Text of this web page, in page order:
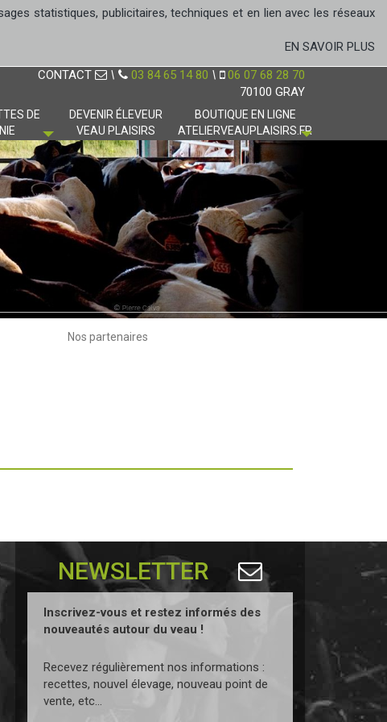
statistiques, publicitaires, techniques et en lien avec les réseaux
EN SAVOIR PLUS
CONTACT \ 03 84 65 14 80 \ 06 07 68 28 70
70100 GRAY
DE
DEVENIR ÉLEVEUR
VEAU PLAISIRS
BOUTIQUE EN LIGNE
ATELIERVEAUPLAISIRS.FR
Nos partenaires
NEWSLETTER
Inscrivez-vous et restez informés des
nouveautés autour du veau !
Recevez régulièrement nos informations :
recettes, nouvel élevage, nouveau point de
vente, etc...